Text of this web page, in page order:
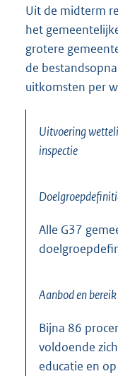
Uit de midterm
het
grotere
de
uitkomsten per
Uitvoering
inspectie
Alle G37
Aanbod en bereik
Bijna 86
voldoende
educatie en